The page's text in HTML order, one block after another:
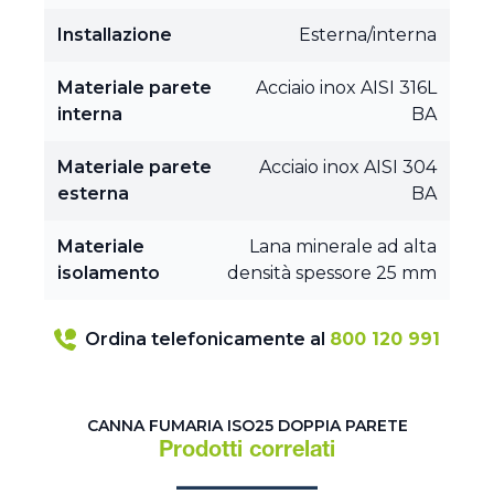
Installazione Esterna/interna
Materiale parete
interna
Acciaio inox AISI 316L
BA
Materiale parete
esterna
Acciaio inox AISI 304
BA
Materiale
isolamento
Lana minerale ad alta
densità spessore 25 mm
Ordina telefonicamente al 800 120 991
CANNA FUMARIA ISO25 DOPPIA PARETE
Prodotti correlati